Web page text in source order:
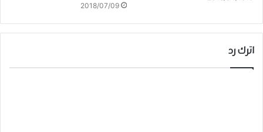
2018/07/09
اترك رد